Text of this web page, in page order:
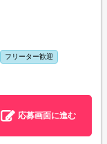
フリーター歓迎
応募画面に進む